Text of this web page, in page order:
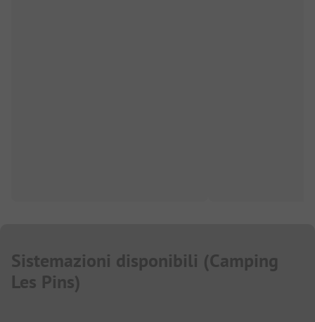
Sistemazioni disponibili (Camping
Les Pins)